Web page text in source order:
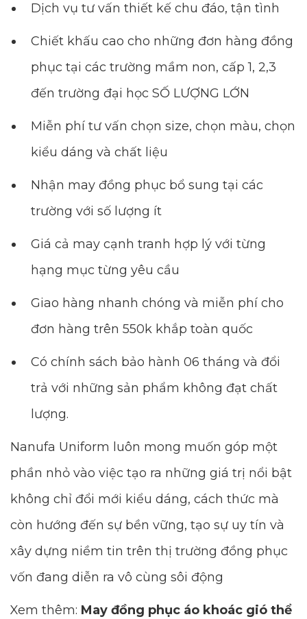
Dịch vụ tư vấn thiết kế chu đáo, tận tình
Chiết khấu cao cho những đơn hàng đồng
phục tại các trường mầm non, cấp 1, 2,3
đến trường đại học SỐ LƯỢNG LỚN
Miễn phí tư vấn chọn size, chọn màu, chọn
kiểu dáng và chất liệu
Nhận may đồng phục bổ sung tại các
trường với số lượng ít
Giá cả may cạnh tranh hợp lý với từng
hạng mục từng yêu cầu
Giao hàng nhanh chóng và miễn phí cho
đơn hàng trên 550k khắp toàn quốc
Có chính sách bảo hành 06 tháng và đổi
trả với những sản phẩm không đạt chất
lượng.
Nanufa Uniform luôn mong muốn góp một
phần nhỏ vào việc tạo ra những giá trị nổi bật
không chỉ đổi mới kiểu dáng, cách thức mà
còn hướng đến sự bền vững, tạo sự uy tín và
xây dựng niềm tin trên thị trường đồng phục
vốn đang diễn ra vô cùng sôi động
Xem thêm: May đồng phục áo khoác gió thể